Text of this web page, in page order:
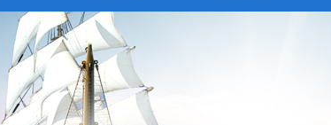
最新产品
电子烟铝外壳
HUB拓展坞铝外壳